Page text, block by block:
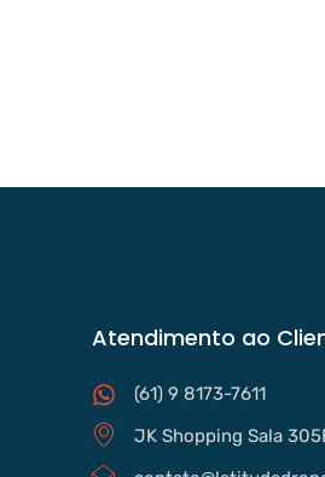
Atendimento ao
(61) 9 8173-7611
JK Shopping Sala